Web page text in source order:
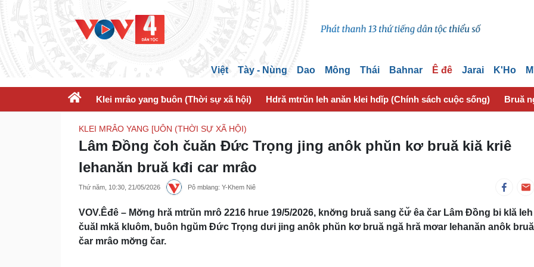
Việt Tày - Nùng Dao Mông Thái Bahnar Ê đê Jarai K'Ho
Klei mrâo yang ƀuôn (Thời sự xã hội) Hdră mtrŭn leh anăn klei hdĭp (Chính sách cuộc sống) Bruă
KLEI MRÂO YANG [UÔN (THỜI SỰ XÃ HỘI)
Lâm Đồng čoh čuăn Đức Trọng jing anôk phŭn kơ bruă kiă kriê
lehanăn bruă kđi car mrâo
Thứ năm, 10:30, 21/05/2026 Pô mblang: Y-Khem Niê
VOV.Êđê – Mơ̆ng hră mtrŭn mrô 2216 hrue 19/5/2026, knơ̆ng bruă sang čư̆ êa čar Lâm Đồng bi klă
čuăl mkă kluôm, ƀuôn hgŭm Đức Trọng dưi jing anôk phŭn kơ bruă ngă hră mơar lehanăn anôk
čar mrâo mơ̆ng čar.